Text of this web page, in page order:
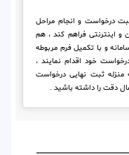
درخواست و انجام مراحل
و اینترنتی فراهم کند ، هم
و با تکمیل فرم مربوطه
خود اقدام نمایند ،
ثبت نهایی درخواست
دقت را داشته باشید .